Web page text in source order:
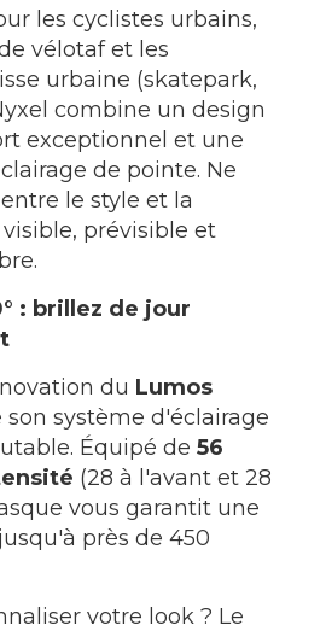
les cyclistes urbains,
vélotaf et les
urbaine (skatepark,
combine un design
exceptionnel et une
de pointe. Ne
le style et la
prévisible et
: brillez de jour
du Lumos
son système d'éclairage
Équipé de 56
(28 à l'avant et 28
vous garantit une
près de 450
votre look ? Le